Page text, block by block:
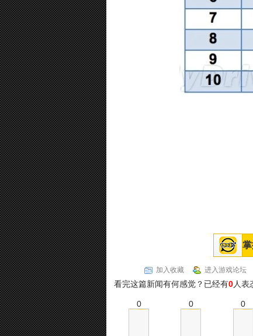
加入收藏 进入游戏论坛
看完这篇新闻有何感觉？已经有0人表
0 0 0